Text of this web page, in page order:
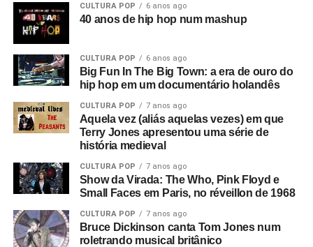
CULTURA POP 6 anos ago
40 anos de hip hop num mashup
CULTURA POP 6 anos ago
Big Fun In The Big Town: a era de ouro do
hip hop em um documentário holandês
CULTURA POP 7 anos ago
Aquela vez (aliás aquelas vezes) em que
Terry Jones apresentou uma série de
história medieval
CULTURA POP 7 anos ago
Show da Virada: The Who, Pink Floyd e
Small Faces em Paris, no réveillon de 1968
CULTURA POP 7 anos ago
Bruce Dickinson canta Tom Jones num
roletrando musical britânico